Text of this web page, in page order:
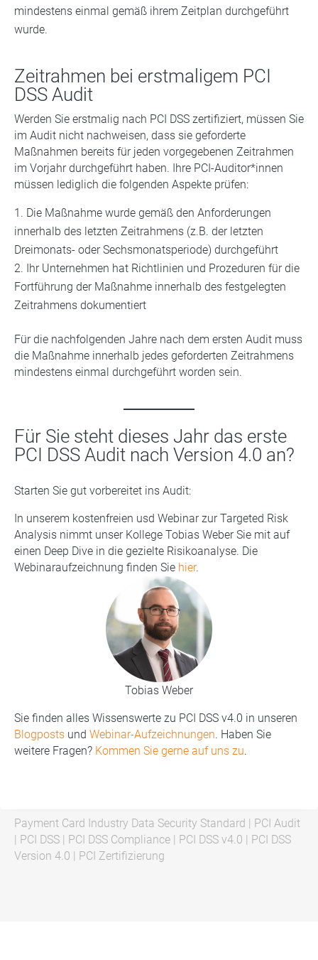
mindestens einmal gemäß ihrem Zeitplan durchgeführt
wurde.
Zeitrahmen bei erstmaligem PCI
DSS Audit
Werden Sie erstmalig nach PCI DSS zertifiziert, müssen Sie
im Audit nicht nachweisen, dass sie geforderte
Maßnahmen bereits für jeden vorgegebenen Zeitrahmen
im Vorjahr durchgeführt haben. Ihre PCI-Auditor*innen
müssen lediglich die folgenden Aspekte prüfen:
Die Maßnahme wurde gemäß den Anforderungen
innerhalb des letzten Zeitrahmens (z.B. der letzten
Dreimonats- oder Sechsmonatsperiode) durchgeführt
Ihr Unternehmen hat Richtlinien und Prozeduren für die
Fortführung der Maßnahme innerhalb des festgelegten
Zeitrahmens dokumentiert
Für die nachfolgenden Jahre nach dem ersten Audit muss
die Maßnahme innerhalb jedes geforderten Zeitrahmens
mindestens einmal durchgeführt worden sein.
Für Sie steht dieses Jahr das erste
PCI DSS Audit nach Version 4.0 an?
Starten Sie gut vorbereitet ins Audit:
In unserem kostenfreien usd Webinar zur Targeted Risk
Analysis nimmt unser Kollege Tobias Weber Sie mit auf
einen Deep Dive in die gezielte Risikoanalyse. Die
Webinaraufzeichnung finden Sie hier.
Tobias Weber
Sie finden alles Wissenswerte zu PCI DSS v4.0 in unseren
Blogposts und Webinar-Aufzeichnungen. Haben Sie
weitere Fragen? Kommen Sie gerne auf uns zu.
Payment Card Industry Data Security Standard | PCI Audit
| PCI DSS | PCI DSS Compliance | PCI DSS v4.0 | PCI DSS
Version 4.0 | PCI Zertifizierung